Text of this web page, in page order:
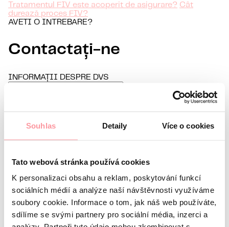
Souhlas Detaily Více o cookies
Tato webová stránka používá cookies
K personalizaci obsahu a reklam, poskytování funkcí
sociálních médií a analýze naší návštěvnosti využíváme
soubory cookie. Informace o tom, jak náš web používáte,
sdílíme se svými partnery pro sociální média, inzerci a
Tratamentul FIV este acoperit de asigurare? Cât
durează proces FIV?
AVETI O INTREBARE?
Contactați-ne
INFORMAȚII DESPRE DVS